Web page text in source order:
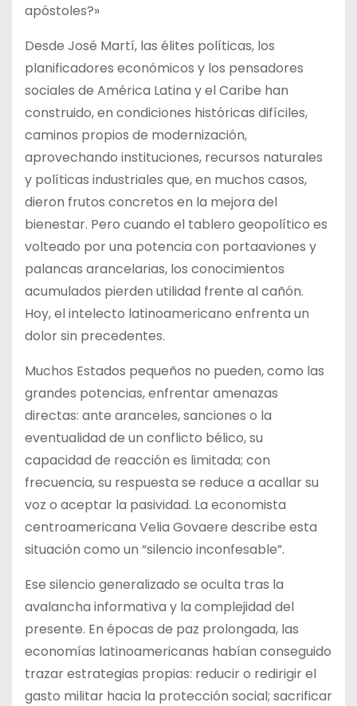
apóstoles?»
Desde José Martí, las élites políticas, los
planificadores económicos y los pensadores
sociales de América Latina y el Caribe han
construido, en condiciones históricas difíciles,
caminos propios de modernización,
aprovechando instituciones, recursos naturales
y políticas industriales que, en muchos casos,
dieron frutos concretos en la mejora del
bienestar. Pero cuando el tablero geopolítico es
volteado por una potencia con portaaviones y
palancas arancelarias, los conocimientos
acumulados pierden utilidad frente al cañón.
Hoy, el intelecto latinoamericano enfrenta un
dolor sin precedentes.
Muchos Estados pequeños no pueden, como las
grandes potencias, enfrentar amenazas
directas: ante aranceles, sanciones o la
eventualidad de un conflicto bélico, su
capacidad de reacción es limitada; con
frecuencia, su respuesta se reduce a acallar su
voz o aceptar la pasividad. La economista
centroamericana Velia Govaere describe esta
situación como un “silencio inconfesable”.
Ese silencio generalizado se oculta tras la
avalancha informativa y la complejidad del
presente. En épocas de paz prolongada, las
economías latinoamericanas habían conseguido
trazar estrategias propias: reducir o redirigir el
gasto militar hacia la protección social; sacrificar